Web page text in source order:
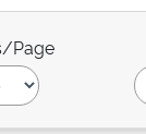
Page